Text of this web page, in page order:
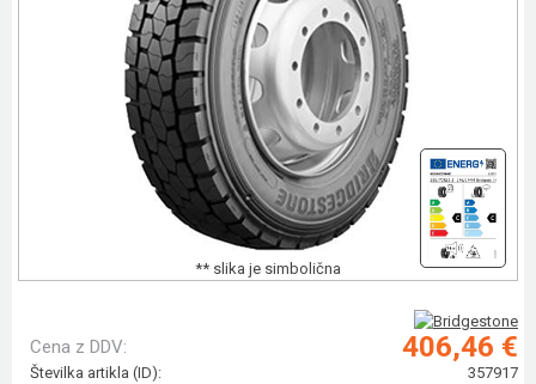
** slika je simbolična
Cena z DDV: 406,46 €
Številka artikla (ID): 357917